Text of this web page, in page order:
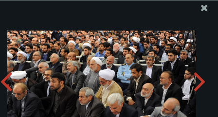
ارسال نامه
وجوهات
دیدار مسئولان نظام، سفیران کشورهای اسلامی و اقشار مختلف
مردم
دریافت آلبوم:zip